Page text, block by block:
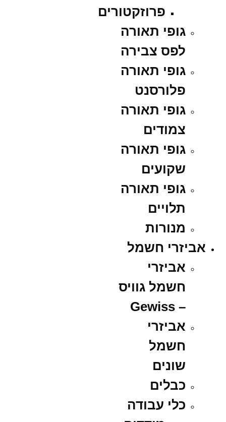
פרוזקטורים
גופי תאורה
לפס צבירה
גופי תאורה
פלורסנט
גופי תאורה
צמודים
גופי תאורה
שקועים
גופי תאורה
תלויים
מנורות
אביזרי חשמל
אביזרי
חשמל גוויס
– Gewiss
אביזרי
חשמל
שונים
כבלים
כלי עבודה